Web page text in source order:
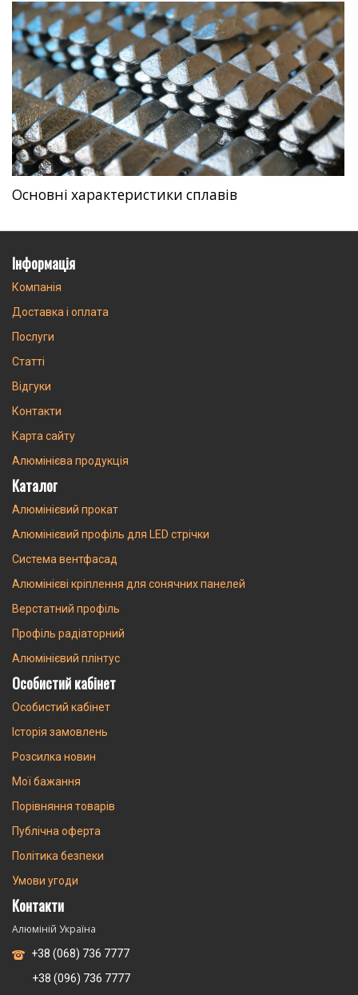
Основні характеристики сплавів
Інформація
Компанія
Доставка і оплата
Послуги
Статті
Відгуки
Контакти
Карта сайту
Алюмінієва продукція
Каталог
Алюмінієвий прокат
Алюмінієвий профіль для LED стрічки
Система вентфасад
Алюмінієві кріплення для сонячних панелей
Верстатний профіль
Профіль радіаторний
Алюмінієвий плінтус
Особистий кабінет
Особистий кабінет
Історія замовлень
Розсилка новин
Мої бажання
Порівняння товарів
Публічна оферта
Політика безпеки
Умови угоди
Контакти
Алюміній Україна
+38 (068) 736 7777
+38 (096) 736 7777